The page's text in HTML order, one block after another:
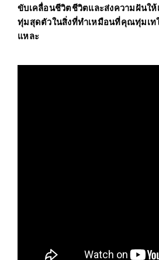
ขับเคลื่อนชีวิตชีวิตและส่งความฝันให้
ทุ่มสุดตัวในสิ่งที่ทำเหมือนที่คุณทุ่มเท
แหละ